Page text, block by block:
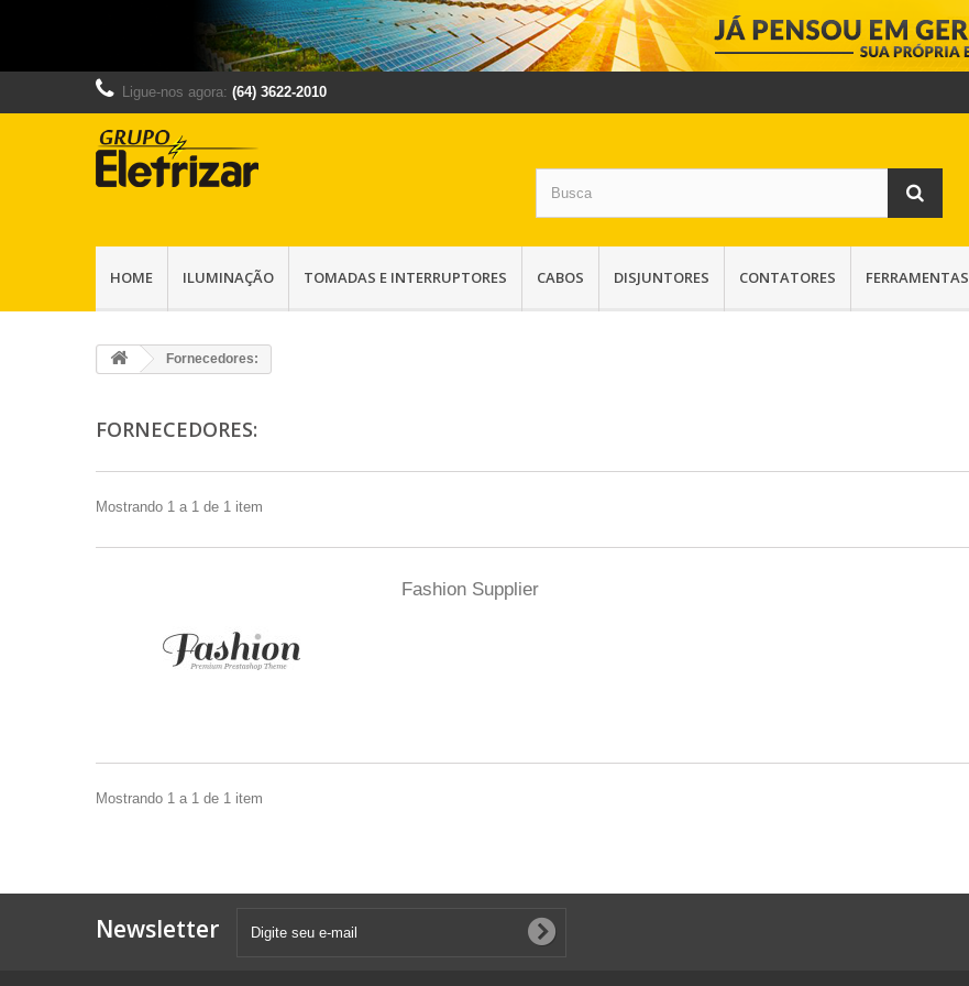
Ligue-nos agora: (64) 3622-2010
HOME ILUMINAÇÃO TOMADAS E INTERRUPTORES CABOS DISJUNTORES CONTATORES FERRAMENTAS
Fornecedores:
FORNECEDORES:
Mostrando 1 a 1 de 1 item
Fashion Supplier
Mostrando 1 a 1 de 1 item
Newsletter